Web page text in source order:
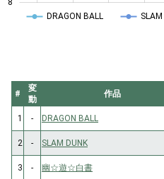
8
DRAGON BALL
#
変
動
作品
1 - DRAGON BALL
2
- SLAM DUNK
3
- 幽☆遊☆白書